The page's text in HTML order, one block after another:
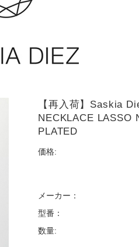
【再入荷】Saskia
NECKLACE LASSO
PLATED
価格:
メーカー：
型番：
数量: